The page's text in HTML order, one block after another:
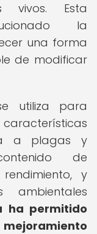
vivos. Esta
la
una forma
de modificar
utiliza para
a plagas y
de
y
ambientales
ha permitido